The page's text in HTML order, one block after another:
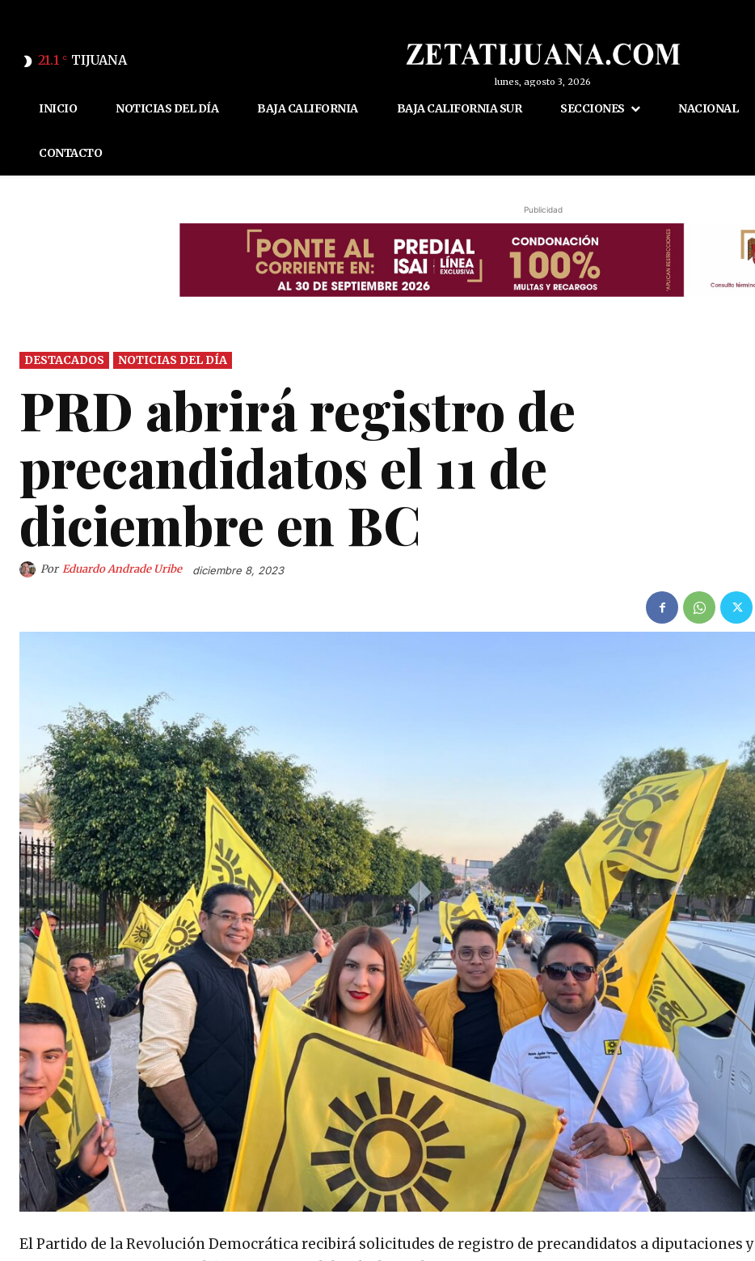
21.1 C TIJUANA
lunes, agosto 3, 2026
INICIO NOTICIAS DEL DÍA BAJA CALIFORNIA BAJA CALIFORNIA SUR SECCIONES NACIONAL
CONTACTO
Publicidad
DESTACADOS NOTICIAS DEL DÍA
PRD abrirá registro de
precandidatos el 11 de
diciembre en BC
Por Eduardo Andrade Uribe diciembre 8, 2023
El Partido de la Revolución Democrática recibirá solicitudes de registro de precandidatos a diputaciones y